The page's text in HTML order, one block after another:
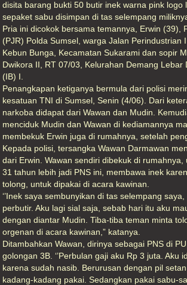
disita barang bukti 50 butir inek warna pink logo
sepaket sabu disimpan di tas selempang
Pria ini dicokok bersama temannya, Erwin (39),
(PJR) Polda Sumsel, warga Jalan Perindustrian
Kebun Bunga, Kecamatan Sukarami dan sopir
Dwikora II, RT 07/03, Kelurahan Demang Lebar
(IB) I.
Penangkapan ketiganya bermula dari polisi
kesatuan TNI di Sumsel, Senin (4/06). Dari
narkoba didapat dari Wawan dan Mudin.
menciduk Mudin dan Wawan di kediamannya
membekuk Erwin juga di rumahnya, setelah
Kepada polisi, tersangka Wawan Darmawan
dari Erwin. Wawan sendiri dibekuk di
31 tahun lebih jadi PNS ini, membawa inek
tolong, untuk dipakai di acara kawinan.
‘’Inek saya sembunyikan di tas selempang
perbutir. Aku lagi sial saja, sebab hari itu aku
dengan diantar Mudin. Tiba-tiba teman minta
orgenan di acara kawinan,” katanya.
Ditambahkan Wawan, dirinya sebagai PNS di
golongan 3B. ‘’Perbulan gaji aku Rp 3 juta. Aku
karena sudah nasib. Berurusan dengan pil
kadang-kadang pakai. Sedangkan pakai sabu-